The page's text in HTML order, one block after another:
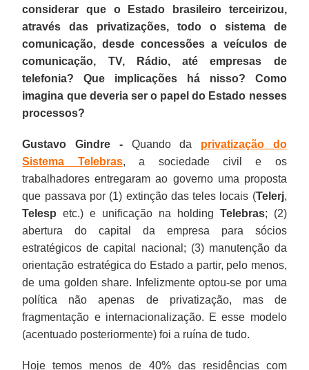
considerar que o Estado brasileiro terceirizou,
através das privatizações, todo o sistema de
comunicação, desde concessões a veículos de
comunicação, TV, Rádio, até empresas de
telefonia? Que implicações há nisso? Como
imagina que deveria ser o papel do Estado nesses
processos?
Gustavo Gindre -Quando da privatização do
Sistema Telebras, a sociedade civil e os
trabalhadores entregaram ao governo uma proposta
que passava por (1) extinção das teles locais (Telerj,
Telesp etc.) e unificação na holding Telebras; (2)
abertura do capital da empresa para sócios
estratégicos de capital nacional; (3) manutenção da
orientação estratégica do Estado a partir, pelo menos,
de uma golden share. Infelizmente optou-se por uma
política não apenas de privatização, mas de
fragmentação e internacionalização. E esse modelo
(acentuado posteriormente) foi a ruína de tudo.
Hoje temos menos de 40% das residências com